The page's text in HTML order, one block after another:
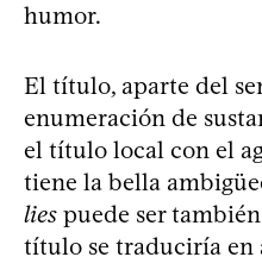
humor.
El título, aparte del
enumeración de
el título local con el
tiene la bella
lies puede ser
título se traduciría en